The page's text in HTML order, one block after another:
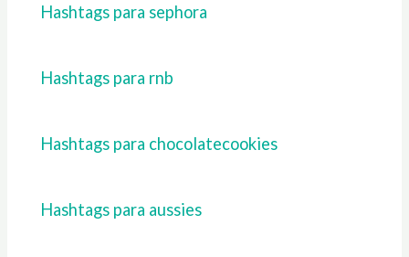
Hashtags para sephora
Hashtags para rnb
Hashtags para chocolatecookies
Hashtags para aussies